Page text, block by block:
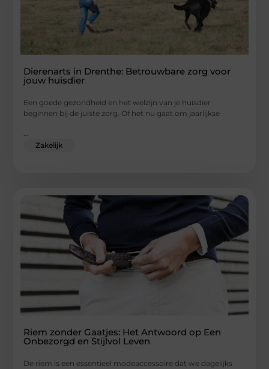
Dierenarts in Drenthe: Betrouwbare zorg voor
jouw huisdier
Een goede gezondheid en het welzijn van je huisdier
beginnen bij de juiste zorg. Of het nu gaat om jaarlijkse
Zakelijk
Riem zonder Gaatjes: Het Antwoord op Een
Onbezorgd en Stijlvol Leven
De riem is een essentieel modeaccessoire dat we dagelijks